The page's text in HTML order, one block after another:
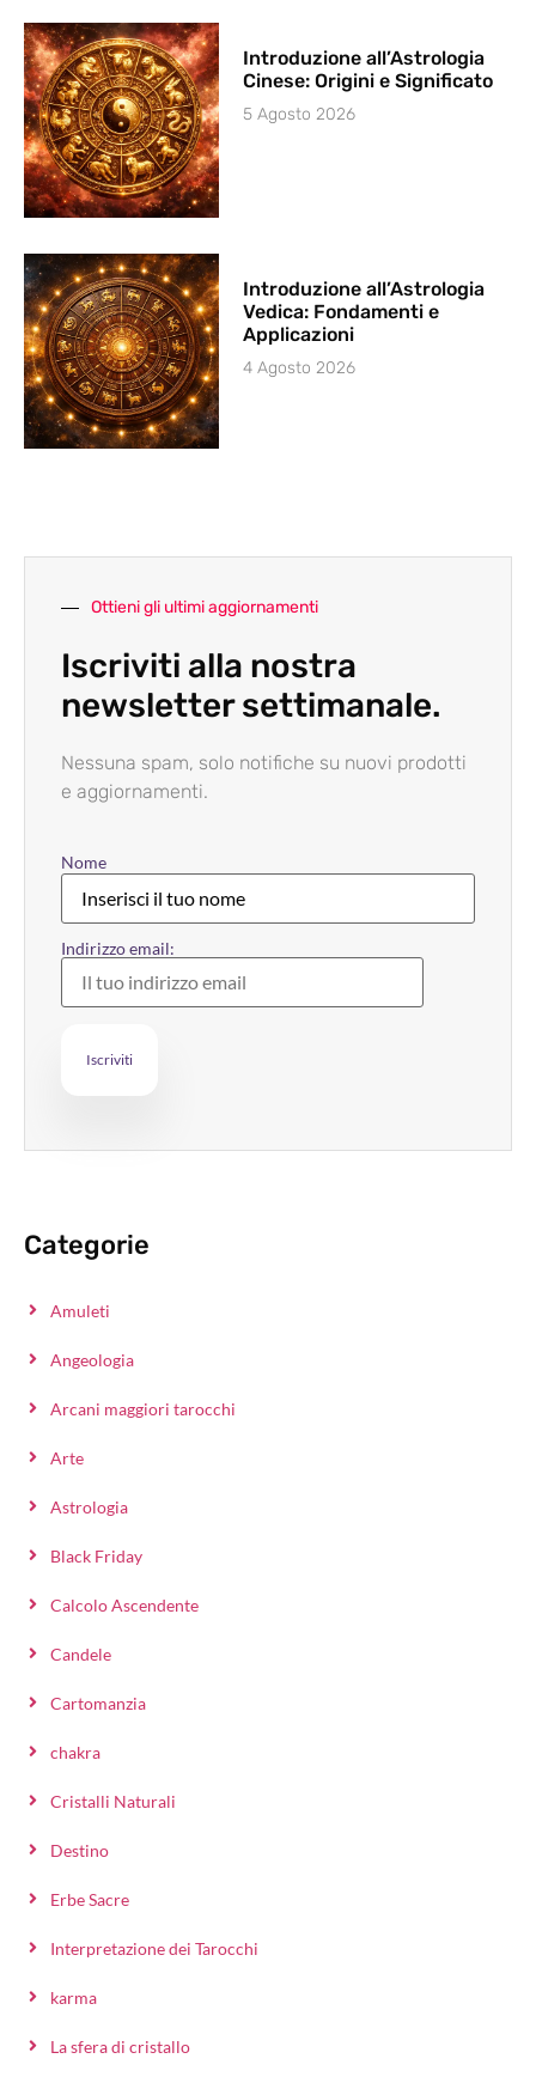
Introduzione all’Astrologia
Cinese: Origini e Significato
5 Agosto 2026
Introduzione all’Astrologia
Vedica: Fondamenti e
Applicazioni
4 Agosto 2026
Ottieni gli ultimi aggiornamenti
Iscriviti alla nostra
newsletter settimanale.
Nessuna spam, solo notifiche su nuovi prodotti
e aggiornamenti.
Nome
Indirizzo email:
Categorie
Amuleti
Angeologia
Arcani maggiori tarocchi
Arte
Astrologia
Black Friday
Calcolo Ascendente
Candele
Cartomanzia
chakra
Cristalli Naturali
Destino
Erbe Sacre
Interpretazione dei Tarocchi
karma
La sfera di cristallo